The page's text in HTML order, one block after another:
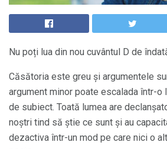
Nu poți lua din nou cuvântul D de
Căsătoria este greu și argumentele
argument minor poate escalada într-o
de subiect. Toată lumea are
noștri tind să știe ce sunt și au
dezactiva într-un mod pe care nici o